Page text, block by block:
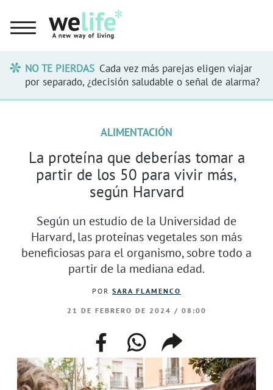
NO TE PIERDAS Cada vez más parejas eligen viajar
por separado, ¿decisión saludable o señal de alarma?
ALIMENTACIÓN
La proteína que deberías tomar a
partir de los 50 para vivir más,
según Harvard
Según un estudio de la Universidad de
Harvard, las proteínas vegetales son más
beneficiosas para el organismo, sobre todo a
partir de la mediana edad.
POR SARA FLAMENCO
21 DE FEBRERO DE 2024 / 08:00
facebookwhatsappcompartir
enlace